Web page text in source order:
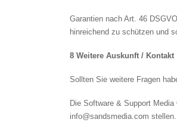
Garantien nach Art. 46
hinreichend zu schützen und
8 Weitere Auskunft / Kontakt
Sollten Sie weitere Fragen
Die Software & Support
info@sandsmedia.com stellen.